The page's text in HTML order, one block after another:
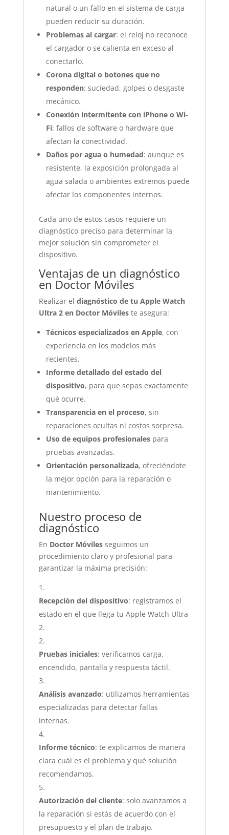
natural o un fallo en el sistema de carga
pueden reducir su duración.
Problemas al cargar: el reloj no reconoce
el cargador o se calienta en exceso al
conectarlo.
Corona digital o botones que no
responden: suciedad, golpes o desgaste
mecánico.
Conexión intermitente con iPhone o Wi-
Fi: fallos de software o hardware que
afectan la conectividad.
Daños por agua o humedad: aunque es
resistente, la exposición prolongada al
agua salada o ambientes extremos puede
afectar los componentes internos.
Cada uno de estos casos requiere un
diagnóstico preciso para determinar la
mejor solución sin comprometer el
dispositivo.
Ventajas de un diagnóstico
en Doctor Móviles
Realizar el diagnóstico de tu Apple Watch
Ultra 2 en Doctor Móvileste asegura:
Técnicos especializados en Apple, con
experiencia en los modelos más
recientes.
Informe detallado del estado del
dispositivo, para que sepas exactamente
qué ocurre.
Transparencia en el proceso, sin
reparaciones ocultas ni costos sorpresa.
Uso de equipos profesionalespara
pruebas avanzadas.
Orientación personalizada, ofreciéndote
la mejor opción para la reparación o
mantenimiento.
Nuestro proceso de
diagnóstico
En Doctor Móvilesseguimos un
procedimiento claro y profesional para
garantizar la máxima precisión:
Recepción del dispositivo: registramos el
estado en el que llega tu Apple Watch Ultra
2.
Pruebas iniciales: verificamos carga,
encendido, pantalla y respuesta táctil.
Análisis avanzado: utilizamos herramientas
especializadas para detectar fallas
internas.
Informe técnico: te explicamos de manera
clara cuál es el problema y qué solución
recomendamos.
Autorización del cliente: solo avanzamos a
la reparación si estás de acuerdo con el
presupuesto y el plan de trabajo.